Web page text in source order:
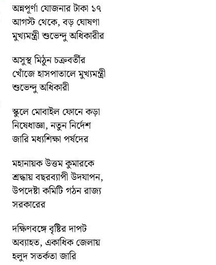
অন্নপূর্ণা যোজনার টাকা ১৭
আগস্ট থেকে, বড় ঘোষণা
মুখ্যমন্ত্রী শুভেন্দু অধিকারীর
অসুস্থ মিঠুন চক্রবর্তীর
খোঁজে হাসপাতালে মুখ্যমন্ত্রী
শুভেন্দু অধিকারী
স্কুলে মোবাইল ফোনে কড়া
নিষেধাজ্ঞা, নতুন নির্দেশ
জারি মধ্যশিক্ষা পর্ষদের
মহানায়ক উত্তম কুমারকে
শ্রদ্ধায় বছরব্যাপী উদযাপন,
উপদেষ্টা কমিটি গঠন রাজ্য
সরকারের
দক্ষিণবঙ্গে বৃষ্টির দাপট
অব্যাহত, একাধিক জেলায়
হলুদ সতর্কতা জারি